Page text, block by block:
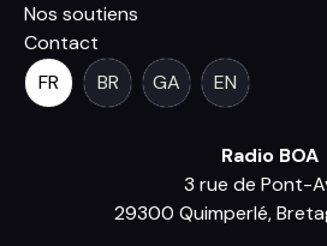
Nos soutiens
Contact
FR
BR GA EN
Radio BOA
3 rue de Pont-
29300 Quimperlé,